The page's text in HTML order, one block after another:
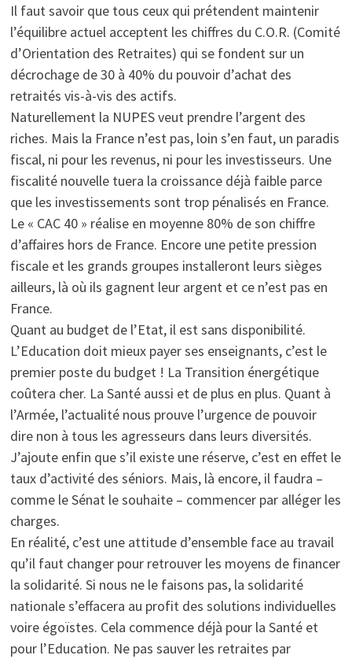
Il faut savoir que tous ceux qui prétendent maintenir
l’équilibre actuel acceptent les chiffres du C.O.R. (Comité
d’Orientation des Retraites) qui se fondent sur un
décrochage de 30 à 40% du pouvoir d’achat des
retraités vis-à-vis des actifs.
Naturellement la NUPES veut prendre l’argent des
riches. Mais la France n’est pas, loin s’en faut, un paradis
fiscal, ni pour les revenus, ni pour les investisseurs. Une
fiscalité nouvelle tuera la croissance déjà faible parce
que les investissements sont trop pénalisés en France.
Le « CAC 40 » réalise en moyenne 80% de son chiffre
d’affaires hors de France. Encore une petite pression
fiscale et les grands groupes installeront leurs sièges
ailleurs, là où ils gagnent leur argent et ce n’est pas en
France.
Quant au budget de l’Etat, il est sans disponibilité.
L’Education doit mieux payer ses enseignants, c’est le
premier poste du budget ! La Transition énergétique
coûtera cher. La Santé aussi et de plus en plus. Quant à
l’Armée, l’actualité nous prouve l’urgence de pouvoir
dire non à tous les agresseurs dans leurs diversités.
J’ajoute enfin que s’il existe une réserve, c’est en effet le
taux d’activité des séniors. Mais, là encore, il faudra –
comme le Sénat le souhaite – commencer par alléger les
charges.
En réalité, c’est une attitude d’ensemble face au travail
qu’il faut changer pour retrouver les moyens de financer
la solidarité. Si nous ne le faisons pas, la solidarité
nationale s’effacera au profit des solutions individuelles
voire égoïstes. Cela commence déjà pour la Santé et
pour l’Education. Ne pas sauver les retraites par